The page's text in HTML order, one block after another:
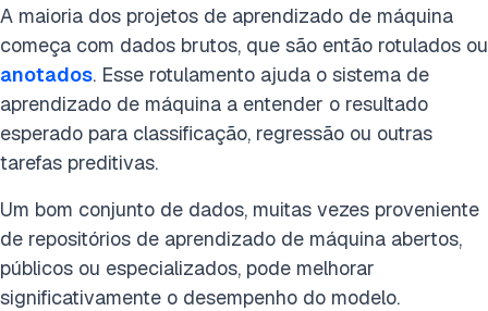
A maioria dos projetos de aprendizado de máquina
começa com dados brutos, que são então rotulados ou
anotados. Esse rotulamento ajuda o sistema de
aprendizado de máquina a entender o resultado
esperado para classificação, regressão ou outras
tarefas preditivas.
Um bom conjunto de dados, muitas vezes proveniente
de repositórios de aprendizado de máquina abertos,
públicos ou especializados, pode melhorar
significativamente o desempenho do modelo.